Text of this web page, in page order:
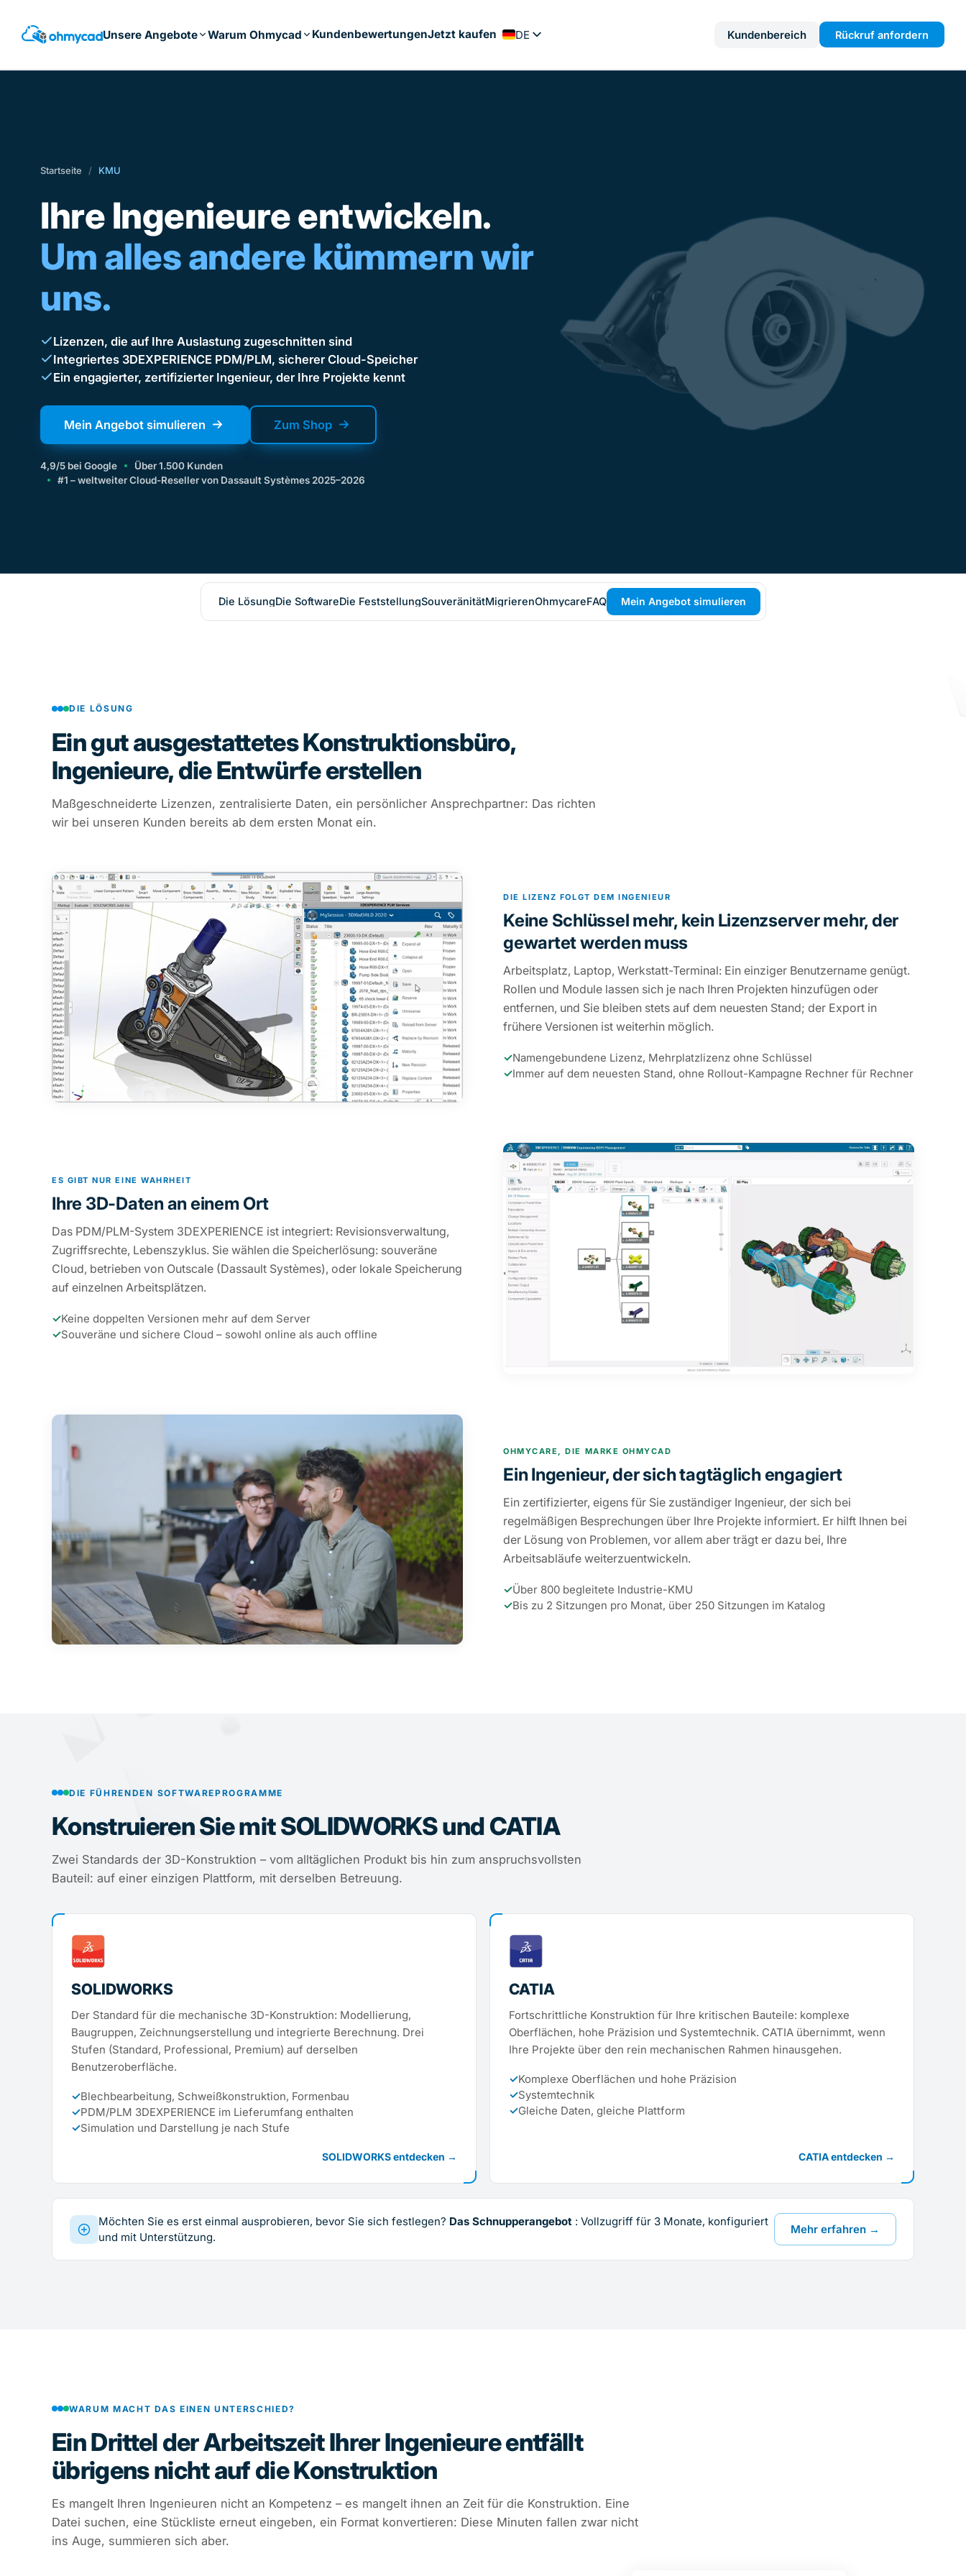
Hauptinhalt
Unsere Angebote Warum Ohmycad KundenbewertungenJetzt kaufen DE
EN
Kundenbereich Rückruf anfordern
Startseite / KMU
Ihre Ingenieure entwickeln.
Um alles andere kümmern wir
uns.
Lizenzen, die auf Ihre Auslastung zugeschnitten sind
Integriertes 3DEXPERIENCE PDM/PLM, sicherer Cloud-Speicher
Ein engagierter, zertifizierter Ingenieur, der Ihre Projekte kennt
Mein Angebot simulieren Zum Shop
4,9/5 bei Google
Über 1.500 Kunden
#1 – weltweiter Cloud-Reseller von Dassault Systèmes 2025–2026
Die LösungDie SoftwareDie FeststellungSouveränitätMigrierenOhmycareFAQ Mein Angebot simulieren
DIE LÖSUNG
Ein gut ausgestattetes Konstruktionsbüro,
Ingenieure, die Entwürfe erstellen
Maßgeschneiderte Lizenzen, zentralisierte Daten, ein persönlicher Ansprechpartner: Das richten
wir bei unseren Kunden bereits ab dem ersten Monat ein.
DIE LIZENZ FOLGT DEM INGENIEUR
Keine Schlüssel mehr, kein Lizenzserver mehr, der
gewartet werden muss
Arbeitsplatz, Laptop, Werkstatt-Terminal: Ein einziger Benutzername genügt.
Rollen und Module lassen sich je nach Ihren Projekten hinzufügen oder
entfernen, und Sie bleiben stets auf dem neuesten Stand; der Export in
frühere Versionen ist weiterhin möglich.
✓Namengebundene Lizenz, Mehrplatzlizenz ohne Schlüssel
✓Immer auf dem neuesten Stand, ohne Rollout-Kampagne Rechner für Rechner
ES GIBT NUR EINE WAHRHEIT
Ihre 3D-Daten an einem Ort
Das PDM/PLM-System 3DEXPERIENCE ist integriert: Revisionsverwaltung,
Zugriffsrechte, Lebenszyklus. Sie wählen die Speicherlösung: souveräne
Cloud, betrieben von Outscale (Dassault Systèmes), oder lokale Speicherung
auf einzelnen Arbeitsplätzen.
✓Keine doppelten Versionen mehr auf dem Server
✓Souveräne und sichere Cloud – sowohl online als auch offline
OHMYCARE, DIE MARKE OHMYCAD
Ein Ingenieur, der sich tagtäglich engagiert
Ein zertifizierter, eigens für Sie zuständiger Ingenieur, der sich bei
regelmäßigen Besprechungen über Ihre Projekte informiert. Er hilft Ihnen bei
der Lösung von Problemen, vor allem aber trägt er dazu bei, Ihre
Arbeitsabläufe weiterzuentwickeln.
✓Über 800 begleitete Industrie-KMU
✓Bis zu 2 Sitzungen pro Monat, über 250 Sitzungen im Katalog
DIE FÜHRENDEN SOFTWAREPROGRAMME
Konstruieren Sie mit SOLIDWORKS und CATIA
Zwei Standards der 3D-Konstruktion – vom alltäglichen Produkt bis hin zum anspruchsvollsten
Bauteil: auf einer einzigen Plattform, mit derselben Betreuung.
SOLIDWORKS
Der Standard für die mechanische 3D-Konstruktion: Modellierung,
Baugruppen, Zeichnungserstellung und integrierte Berechnung. Drei
Stufen (Standard, Professional, Premium) auf derselben
Benutzeroberfläche.
✓Blechbearbeitung, Schweißkonstruktion, Formenbau
✓PDM/PLM 3DEXPERIENCE im Lieferumfang enthalten
✓Simulation und Darstellung je nach Stufe
SOLIDWORKS entdecken →
CATIA
Fortschrittliche Konstruktion für Ihre kritischen Bauteile: komplexe
Oberflächen, hohe Präzision und Systemtechnik. CATIA übernimmt, wenn
Ihre Projekte über den rein mechanischen Rahmen hinausgehen.
✓Komplexe Oberflächen und hohe Präzision
✓Systemtechnik
✓Gleiche Daten, gleiche Plattform
CATIA entdecken →
Möchten Sie es erst einmal ausprobieren, bevor Sie sich festlegen? Das Schnupperangebot : Vollzugriff für 3 Monate, konfiguriert
und mit Unterstützung.
Mehr erfahren →
WARUM MACHT DAS EINEN UNTERSCHIED?
Ein Drittel der Arbeitszeit Ihrer Ingenieure entfällt
übrigens nicht auf die Konstruktion
Es mangelt Ihren Ingenieuren nicht an Kompetenz – es mangelt ihnen an Zeit für die Konstruktion. Eine
Datei suchen, eine Stückliste erneut eingeben, ein Format konvertieren: Diese Minuten fallen zwar nicht
ins Auge, summieren sich aber.